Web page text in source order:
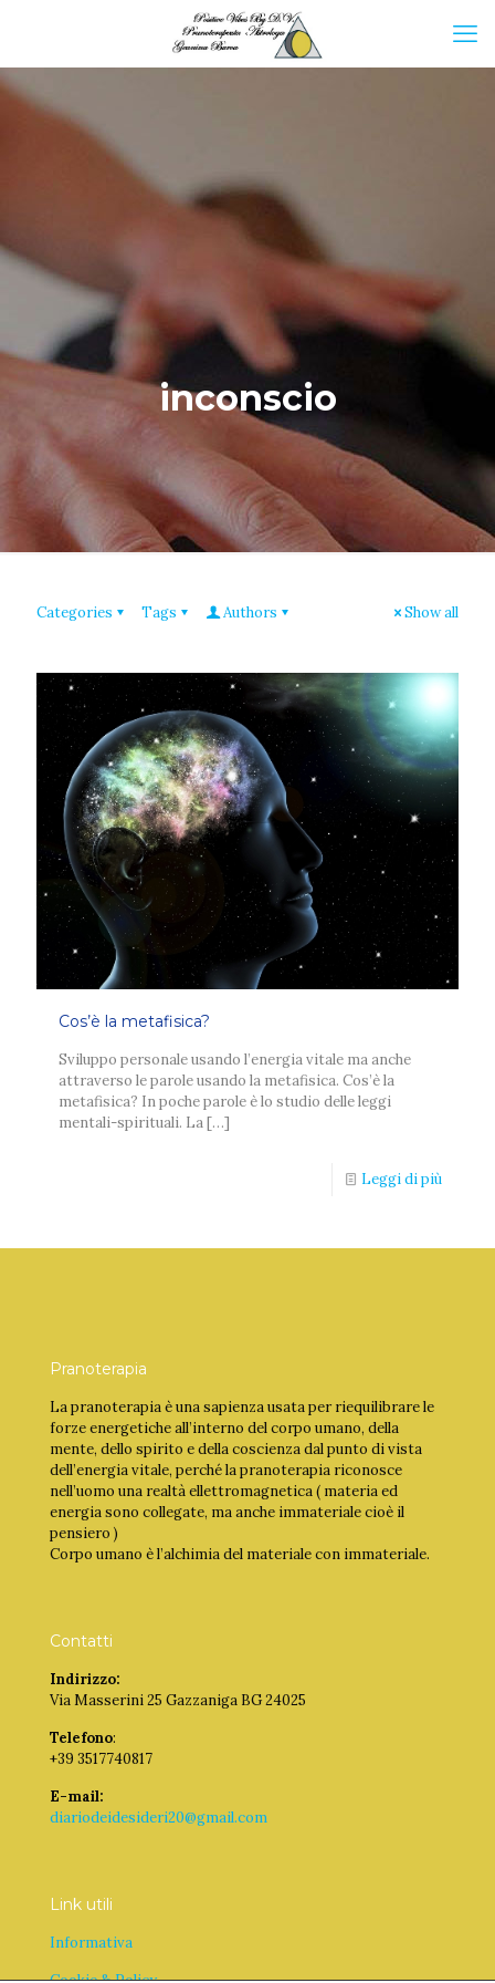
inconscio
Categories Tags Authors Show all
Cos’è la metafisica?
Sviluppo personale usando l’energia vitale ma anche
attraverso le parole usando la metafisica. Cos’è la
metafisica? In poche parole è lo studio delle leggi
mentali-spirituali. La[…]
Leggi di più
Pranoterapia
La pranoterapia è una sapienza usata per riequilibrare le
forze energetiche all’interno del corpo umano, della
mente, dello spirito e della coscienza dal punto di vista
dell’energia vitale, perché la pranoterapia riconosce
nell’uomo una realtà ellettromagnetica ( materia ed
energia sono collegate, ma anche immateriale cioè il
pensiero )
Corpo umano è l’alchimia del materiale con immateriale.
Contatti
Indirizzo:
Via Masserini 25 Gazzaniga BG 24025
Telefono:
+39 3517740817
E-mail:
diariodeidesideri20@gmail.com
Link utili
Informativa